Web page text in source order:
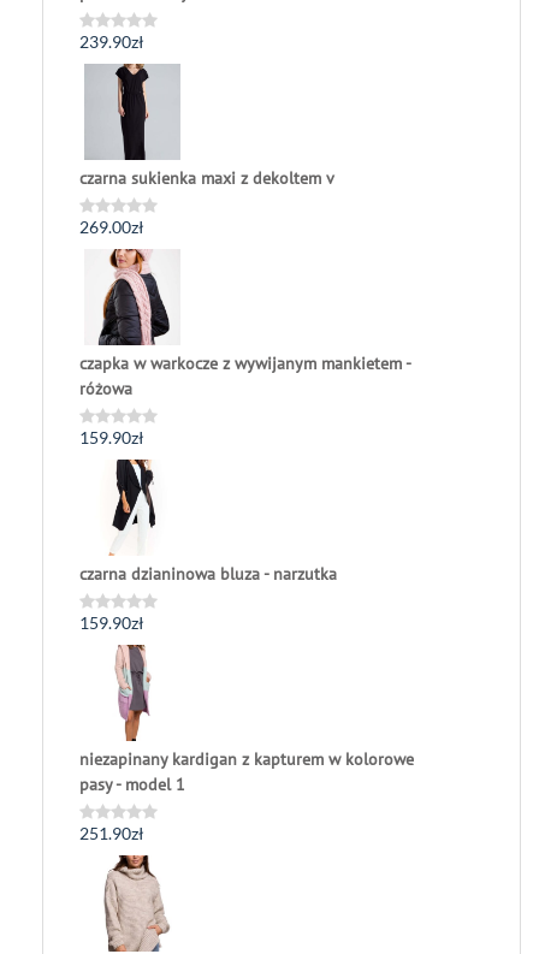
Oceniono
0
239.90zł
czarna sukienka maxi z dekoltem v
Oceniono
269.00zł
czapka w warkocze z wywijanym mankietem -
różowa
Oceniono
159.90zł
czarna dzianinowa bluza - narzutka
Oceniono
159.90zł
niezapinany kardigan z kapturem w kolorowe
pasy - model 1
Oceniono
251.90zł